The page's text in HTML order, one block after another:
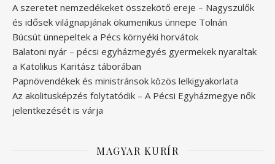
A szeretet nemzedékeket összekötő ereje – Nagyszülők
és idősek világnapjának ökumenikus ünnepe Tolnán
Búcsút ünnepeltek a Pécs környéki horvátok
Balatoni nyár – pécsi egyházmegyés gyermekek nyaraltak
a Katolikus Karitász táborában
Papnövendékek és ministránsok közös lelkigyakorlata
Az akolitusképzés folytatódik – A Pécsi Egyházmegye nők
jelentkezését is várja
MAGYAR KURÍR